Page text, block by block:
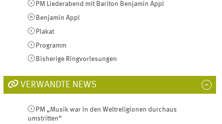
PM Liederabend mit Bariton Benjamin Appl
Benjamin Appl
Plakat
Programm
Bisherige Ringvorlesungen
VERWANDTE NEWS
PM „Musik war in den Weltreligionen durchaus
umstritten“